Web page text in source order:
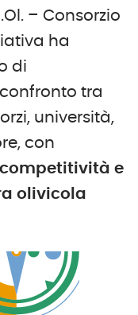
– Consorzio
ha
di
tra
università,
con
e
olivicola